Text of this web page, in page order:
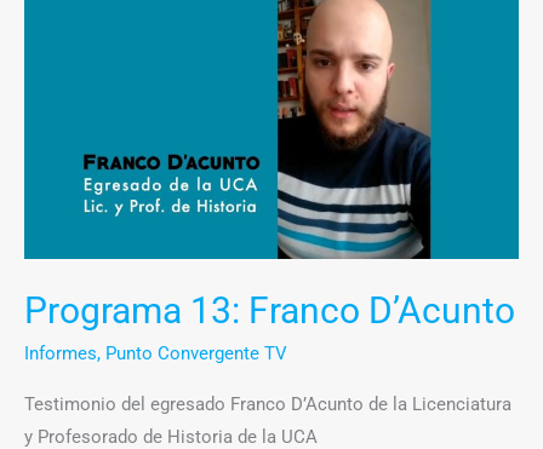
Programa 13: Franco D’Acunto
Informes, Punto Convergente TV
Testimonio del egresado Franco D’Acunto de la Licenciatura
y Profesorado de Historia de la UCA